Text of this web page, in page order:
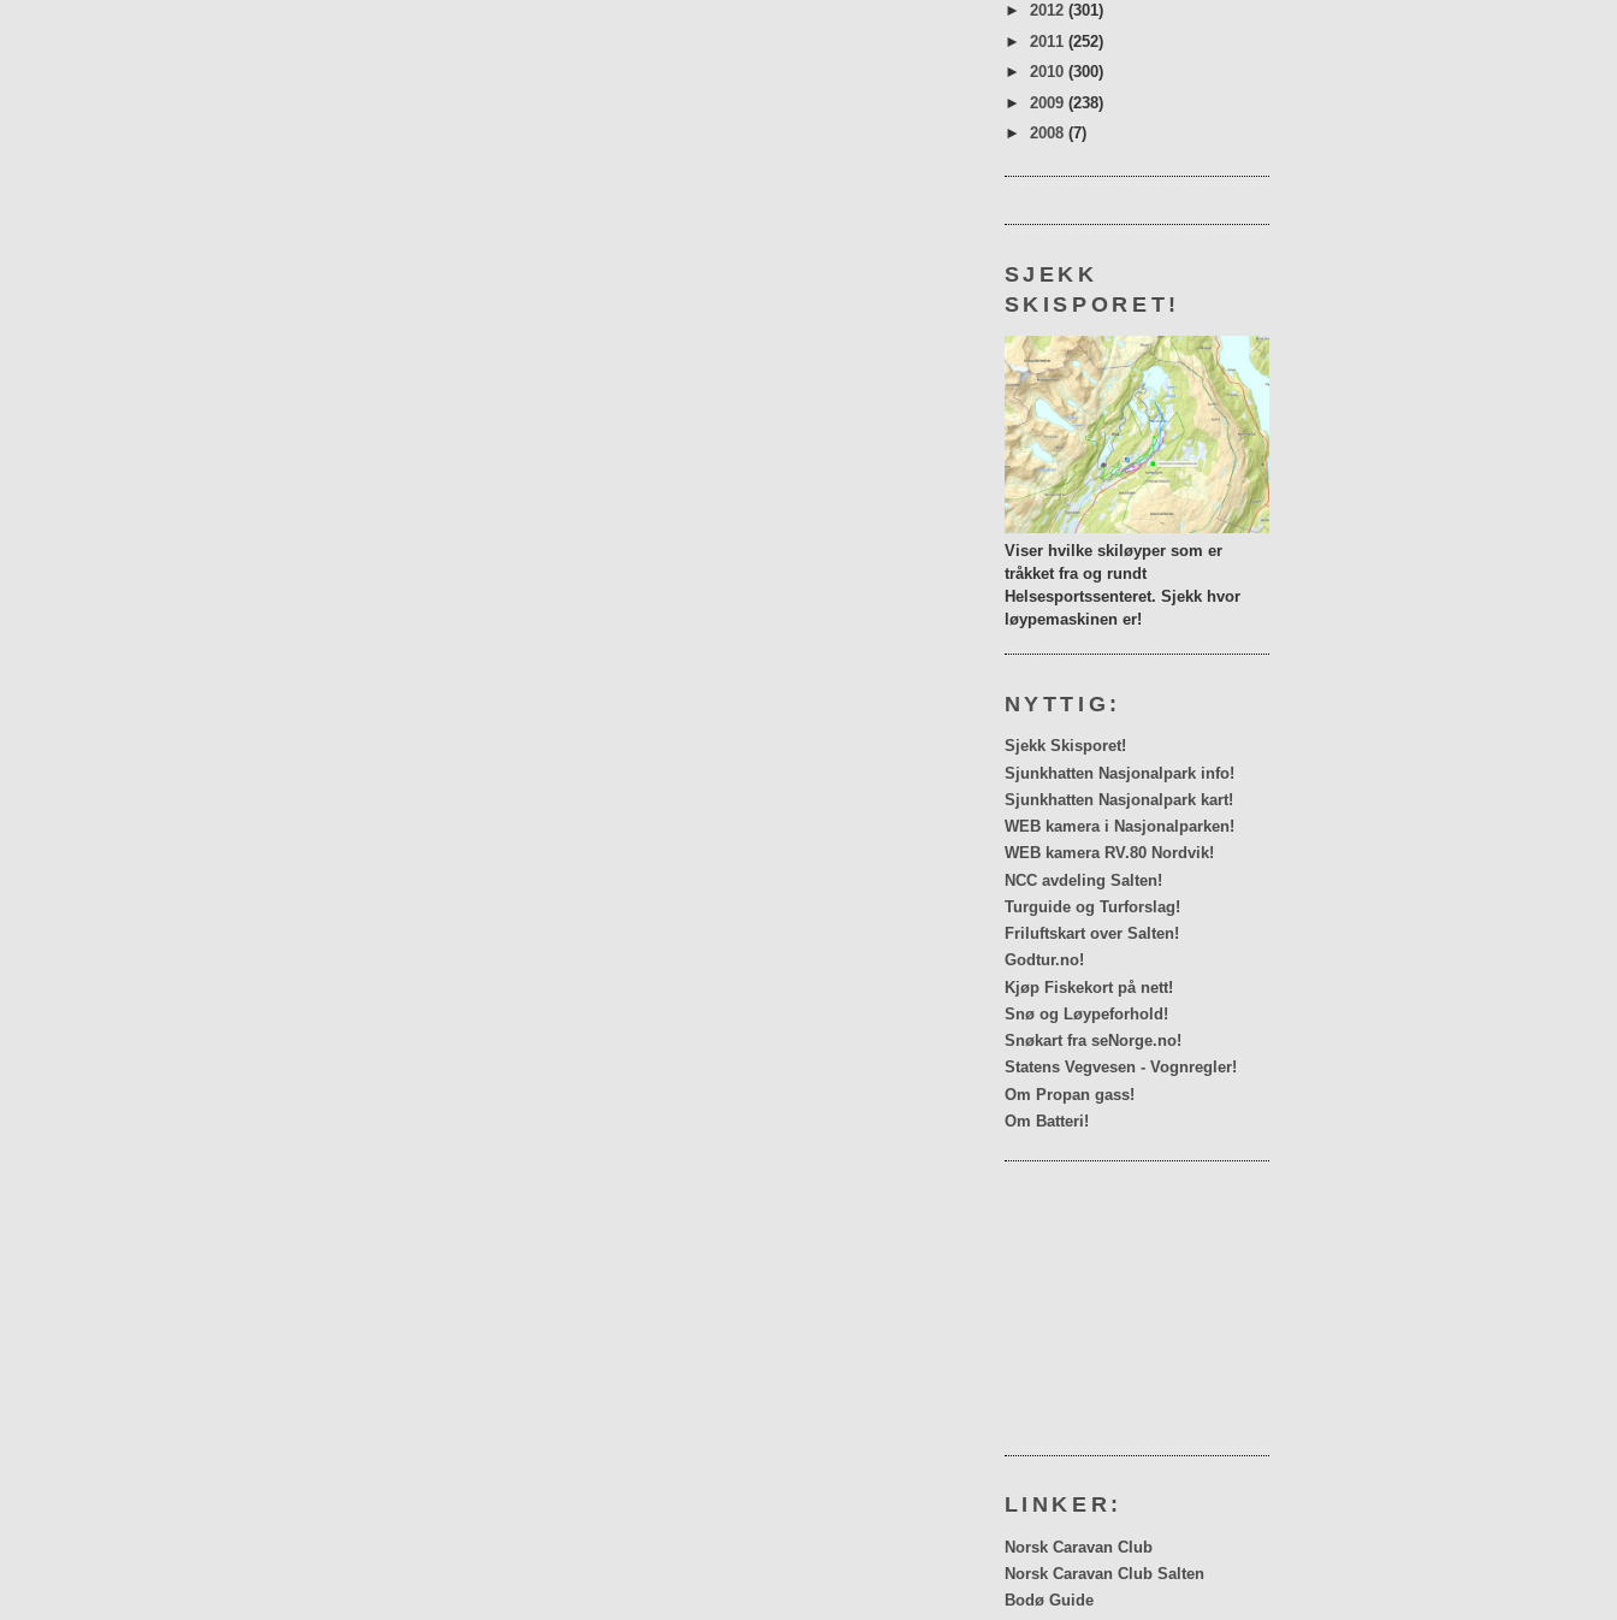
► 2012 (301)
► 2011 (252)
► 2010 (300)
► 2009 (238)
► 2008 (7)
SJEKK
SKISPORET!
Viser hvilke skiløyper som er
tråkket fra og rundt
Helsesportssenteret. Sjekk hvor
løypemaskinen er!
NYTTIG:
Sjekk Skisporet!
Sjunkhatten Nasjonalpark info!
Sjunkhatten Nasjonalpark kart!
WEB kamera i Nasjonalparken!
WEB kamera RV.80 Nordvik!
NCC avdeling Salten!
Turguide og Turforslag!
Friluftskart over Salten!
Godtur.no!
Kjøp Fiskekort på nett!
Snø og Løypeforhold!
Snøkart fra seNorge.no!
Statens Vegvesen - Vognregler!
Om Propan gass!
Om Batteri!
LINKER:
Norsk Caravan Club
Norsk Caravan Club Salten
Bodø Guide